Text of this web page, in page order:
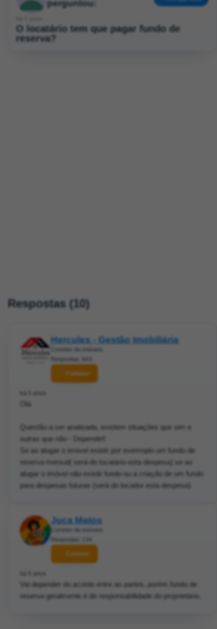
perguntou:
O locatário tem que pagar fundo de
reserva?
Respostas (10)
Hercules - Gestão Imobiliária
Contatar
Ola
Questão a ser analisada, existem situações que sim e
outras que não - Depende!!
Se ao alugar o imóvel existir por exemnplo um fundo de
reserva mensal( será do locatário esta despesa) se ao
alugar o imóvel não existir fundo ou a criação de um fundo
para despesas futuras (será do locador esta despesa)
Juca Matos
Contatar
Vai depender do acordo entre as partes, porém fundo de
reserva geralmente é de responsabilidade do proprietário.